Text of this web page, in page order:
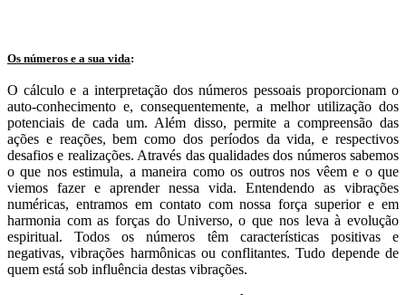
Os números e a sua vida:
O cálculo e a interpretação dos números pessoais proporcionam o
auto-conhecimento e, consequentemente, a melhor utilização dos
potenciais de cada um. Além disso, permite a compreensão das
ações e reações, bem como dos períodos da vida, e respectivos
desafios e realizações. Através das qualidades dos números sabemos
o que nos estimula, a maneira como os outros nos vêem e o que
viemos fazer e aprender nessa vida. Entendendo as vibrações
numéricas, entramos em contato com nossa força superior e em
harmonia com as forças do Universo, o que nos leva à evolução
espiritual. Todos os números têm características positivas e
negativas, vibrações harmônicas ou conflitantes. Tudo depende de
quem está sob influência destas vibrações.